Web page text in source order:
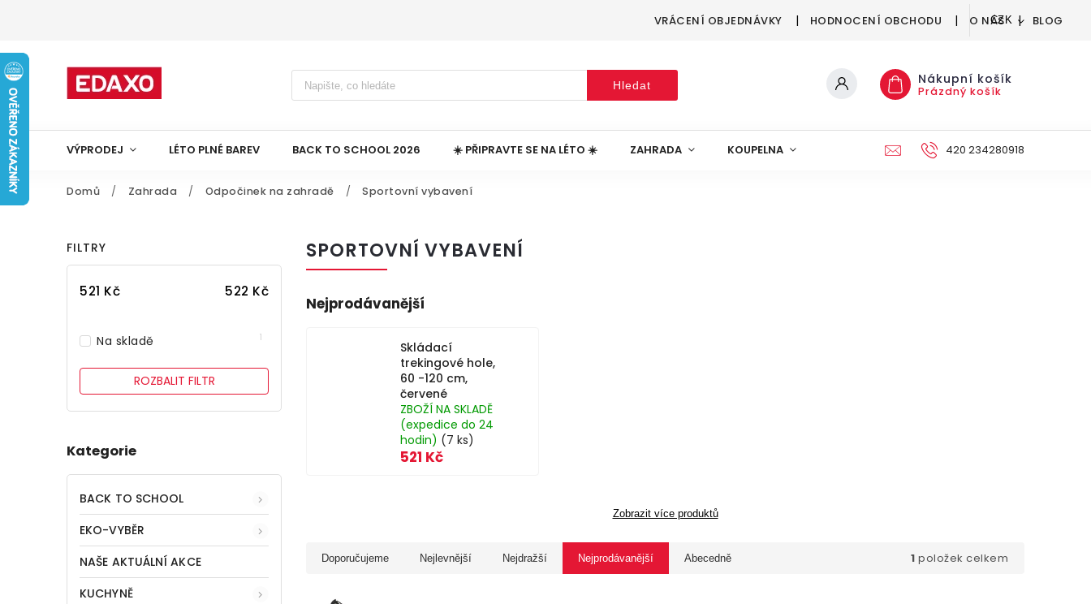
VRÁCENÍ OBJEDNÁVKY HODNOCENÍ OBCHODU O NÁS BLOG
CZK
Hledat Nákupní košík
Prázdný košík
VÝPRODEJ LÉTO PLNÉ BAREV BACK TO SCHOOL 2026 ☀️ PŘIPRAVTE SE NA LÉTO ☀️ ZAHRADA KOUPELNA DEKORACE
420 234280918
Domů / Zahrada / Odpočinek na zahradě / Sportovní vybavení
FILTRY
521 Kč 522 Kč
Na skladě 1
ROZBALIT FILTR
Kategorie
BACK TO SCHOOL
EKO-VYBĚR
NAŠE AKTUÁLNÍ AKCE
KUCHYNĚ
SPORTOVNÍ VYBAVENÍ
Nejprodávanější
Skládací
trekingové hole,
60 -120 cm,
červené
ZBOŽÍ NA SKLADĚ
(expedice do 24
hodin) (7 ks)
521 Kč
Zobrazit více produktů
Doporučujeme Nejlevnější Nejdražší Nejprodávanější Abecedně 1 položek celkem